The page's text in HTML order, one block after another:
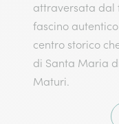
attraversata dal
fascino
centro storico
di Santa Maria
Maturi.